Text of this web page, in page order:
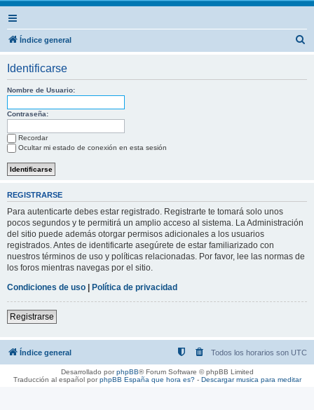
Índice general
Identificarse
Nombre de Usuario:
Contraseña:
Recordar
Ocultar mi estado de conexión en esta sesión
REGISTRARSE
Para autenticarte debes estar registrado. Registrarte te tomará solo unos
pocos segundos y te permitirá un amplio acceso al sistema. La Administración
del sitio puede además otorgar permisos adicionales a los usuarios
registrados. Antes de identificarte asegúrete de estar familiarizado con
nuestros términos de uso y políticas relacionadas. Por favor, lee las normas de
los foros mientras navegas por el sitio.
Condiciones de uso | Política de privacidad
Registrarse
Índice general Todos los horarios son UTC
Desarrollado porphpBB® Forum Software © phpBB Limited
Traducción al español porphpBB España que hora es?- Descargar musica para meditar